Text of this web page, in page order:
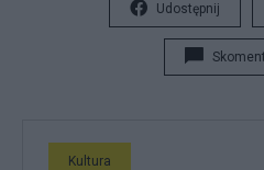
Udostępnij
Kultura